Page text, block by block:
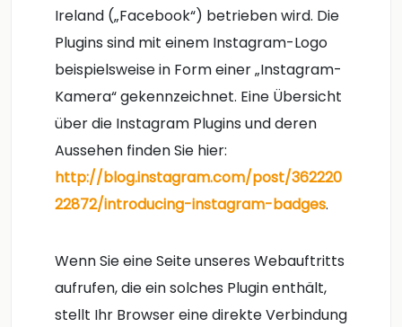
Ireland („Facebook“) betrieben wird. Die
Plugins sind mit einem Instagram-Logo
beispielsweise in Form einer „Instagram-
Kamera“ gekennzeichnet. Eine Übersicht
über die Instagram Plugins und deren
Aussehen finden Sie hier:
http://blog.instagram.com/post/362220
22872/introducing-instagram-badges.
Wenn Sie eine Seite unseres Webauftritts
aufrufen, die ein solches Plugin enthält,
stellt Ihr Browser eine direkte Verbindung